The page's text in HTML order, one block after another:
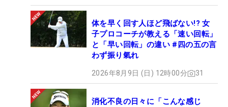
体を早く回す人ほど飛ばない!? 女
子プロコーチが教える「速い回転」
と「早い回転」の違い #四の五の言
わず振り氣れ
2026年8月9日 (日) 12時00分 31
消化不良の日々に「こんな感じ